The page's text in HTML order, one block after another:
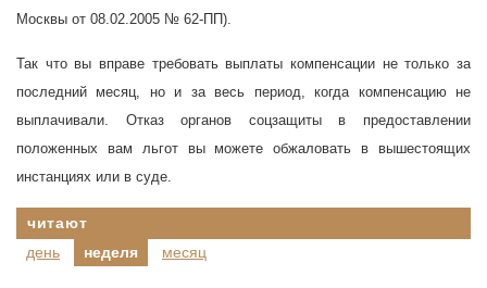
Москвы от 08.02.2005 № 62-ПП).
Так что вы вправе требовать выплаты компенсации не только за
последний месяц, но и за весь период, когда компенсацию не
выплачивали. Отказ органов соцзащиты в предоставлении
положенных вам льгот вы можете обжаловать в вышестоящих
инстанциях или в суде.
читают
день
неделя месяц